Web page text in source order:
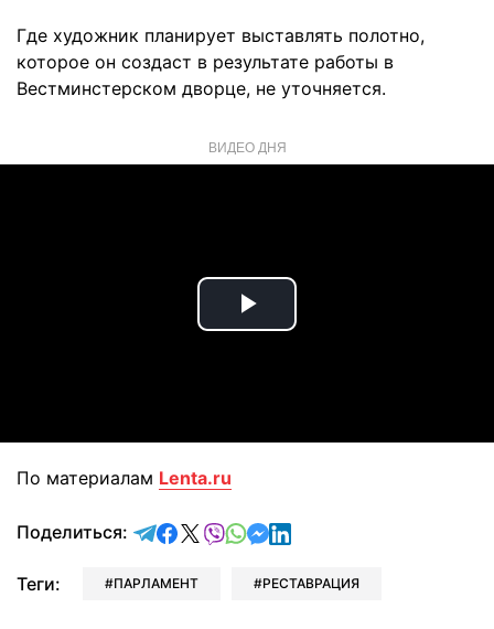
Где художник планирует выставлять полотно,
которое он создаст в результате работы в
Вестминстерском дворце, не уточняется.
ВИДЕО ДНЯ
Play
По материалам Lenta.ru
Поделиться: отправить в Telegram
поделиться в Facebook
поделиться в X
отправить в Viber
отправить в Whatsapp
отправить в Messenger
отправить в LinkedIn
Теги: ПАРЛАМЕНТ РЕСТАВРАЦИЯ